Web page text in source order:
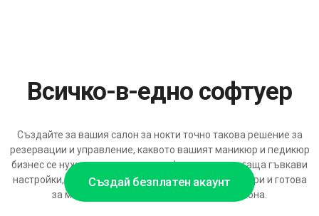
Създай безплатен акаунт
Всичко-в-едно софтуер
Създайте за вашия салон за нокти точно такова решение за
резервации и управление, каквото вашият маникюр и педикюр
бизнес се нуждае – модулна платформа, предлагаща гъвкави
настройки, касова система и интеграции с календари и готова
за мащабиране с AI за управление на салона.